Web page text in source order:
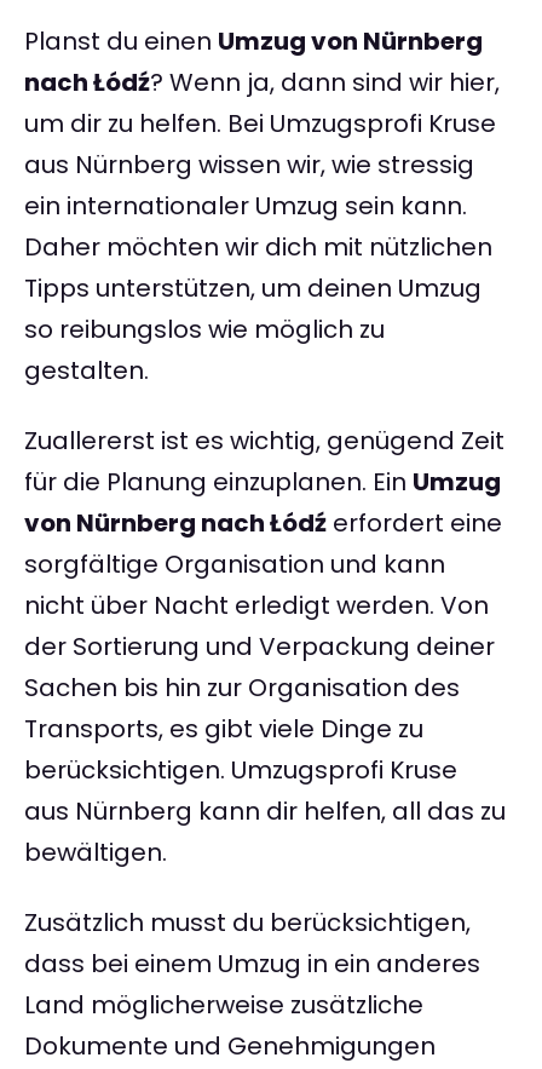
Planst du einen Umzug von Nürnberg
nach Łódź? Wenn ja, dann sind wir hier,
um dir zu helfen. Bei Umzugsprofi Kruse
aus Nürnberg wissen wir, wie stressig
ein internationaler Umzug sein kann.
Daher möchten wir dich mit nützlichen
Tipps unterstützen, um deinen Umzug
so reibungslos wie möglich zu
gestalten.
Zuallererst ist es wichtig, genügend Zeit
für die Planung einzuplanen. Ein Umzug
von Nürnberg nach Łódź erfordert eine
sorgfältige Organisation und kann
nicht über Nacht erledigt werden. Von
der Sortierung und Verpackung deiner
Sachen bis hin zur Organisation des
Transports, es gibt viele Dinge zu
berücksichtigen. Umzugsprofi Kruse
aus Nürnberg kann dir helfen, all das zu
bewältigen.
Zusätzlich musst du berücksichtigen,
dass bei einem Umzug in ein anderes
Land möglicherweise zusätzliche
Dokumente und Genehmigungen